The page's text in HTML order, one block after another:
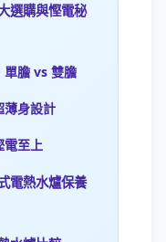
選購與慳電秘
單膽 vs 雙膽
薄身設計
電至上
電熱水爐保養